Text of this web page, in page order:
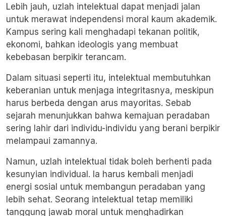
Lebih jauh, uzlah intelektual dapat menjadi jalan
untuk merawat independensi moral kaum akademik.
Kampus sering kali menghadapi tekanan politik,
ekonomi, bahkan ideologis yang membuat
kebebasan berpikir terancam.
Dalam situasi seperti itu, intelektual membutuhkan
keberanian untuk menjaga integritasnya, meskipun
harus berbeda dengan arus mayoritas. Sebab
sejarah menunjukkan bahwa kemajuan peradaban
sering lahir dari individu-individu yang berani berpikir
melampaui zamannya.
Namun, uzlah intelektual tidak boleh berhenti pada
kesunyian individual. Ia harus kembali menjadi
energi sosial untuk membangun peradaban yang
lebih sehat. Seorang intelektual tetap memiliki
tanggung jawab moral untuk menghadirkan